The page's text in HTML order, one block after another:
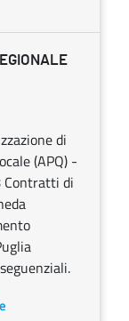
di
(APQ) -
Contratti di